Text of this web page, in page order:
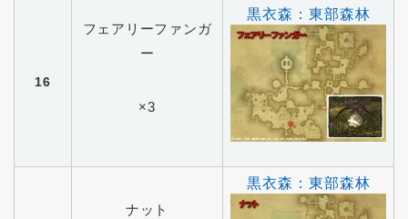
16
フェアリーファンガ
ー
×3
黒衣森：東部森林
ナット
黒衣森：東部森林